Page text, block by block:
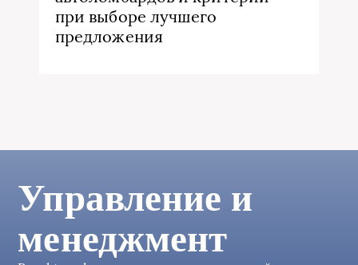
при выборе лучшего
предложения
Управление и
менеджмент